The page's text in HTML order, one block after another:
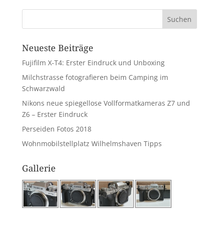
Neueste Beiträge
Fujifilm X-T4: Erster Eindruck und Unboxing
Milchstrasse fotografieren beim Camping im
Schwarzwald
Nikons neue spiegellose Vollformatkameras Z7 und
Z6 – Erster Eindruck
Perseiden Fotos 2018
Wohnmobilstellplatz Wilhelmshaven Tipps
Gallerie